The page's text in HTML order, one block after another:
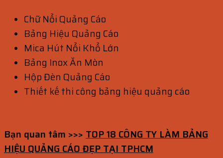
Chữ Nổi Quảng Cáo
Bảng Hiệu Quảng Cáo
Mica Hút Nổi Khổ Lớn
Bảng Inox Ăn Mòn
Hộp Đèn Quảng Cáo
Thiết kế thi công bảng hiệu quảng cáo
Bạn quan tâm >>> TOP 18 CÔNG TY LÀM BẢNG
HIỆU QUẢNG CÁO ĐẸP TẠI TPHCM